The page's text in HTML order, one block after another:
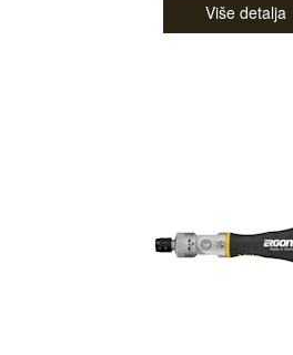
Više detalja